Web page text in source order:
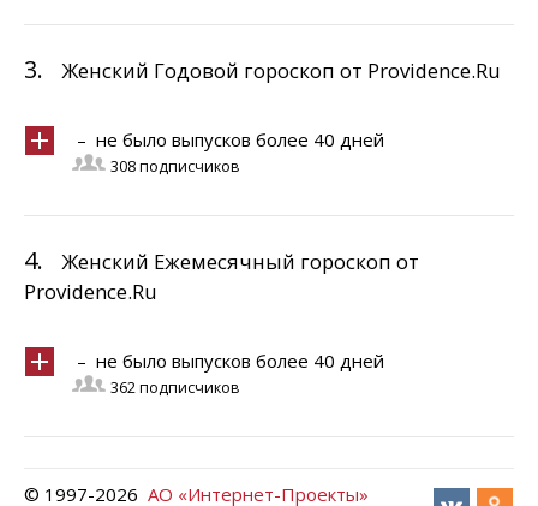
3. Женский Годовой гороскоп от Providence.Ru
– не было выпусков более 40 дней
308 подписчиков
4.
Женский Ежемесячный гороскоп от
Providence.Ru
– не было выпусков более 40 дней
362 подписчиков
© 1997-2026 АО «Интернет-Проекты»